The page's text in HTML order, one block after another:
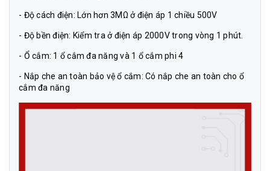
- Độ cách điện: Lớn hơn 3MΩ ở điện áp 1 chiều 500V
- Độ bền điện: Kiểm tra ở điện áp 2000V trong vòng 1 phút.
- Ổ cắm: 1 ổ cắm đa năng và 1 ổ cắm phi 4
- Nắp che an toàn bảo vệ ổ cắm: Có nắp che an toàn cho ổ
cắm đa năng